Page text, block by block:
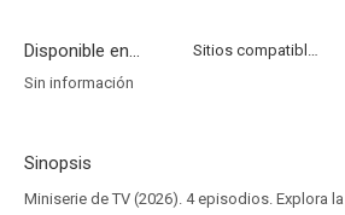
Disponible en...
Sitios compatibles
Sin información
Sinopsis
Miniserie de TV (2026). 4 episodios. Explora